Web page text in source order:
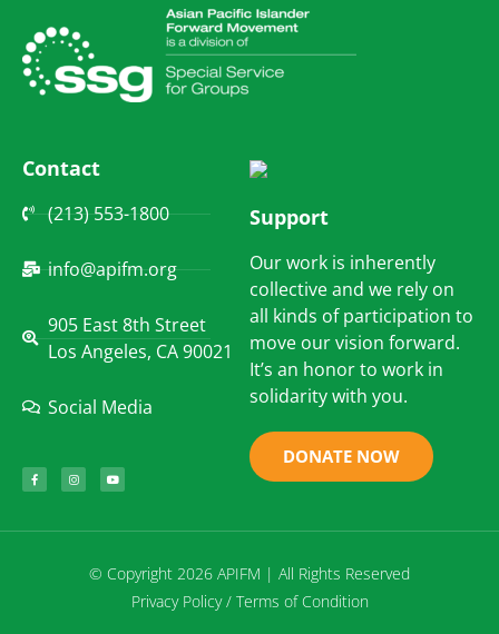
Contact
(213) 553-1800
info@apifm.org
905 East 8th Street
Los Angeles, CA 90021
Social Media
Support
Our work is inherently
collective and we rely on
all kinds of participation to
move our vision forward.
It’s an honor to work in
solidarity with you.
DONATE NOW
© Copyright 2026 APIFM | All Rights Reserved
Privacy Policy / Terms of Condition